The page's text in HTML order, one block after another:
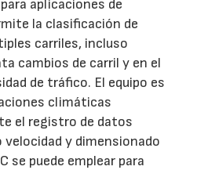
aplicaciones de
la clasificación de
carriles, incluso
cambios de carril y en el
de tráfico. El equipo es
climáticas
el registro de datos
y dimensionado
se puede emplear para